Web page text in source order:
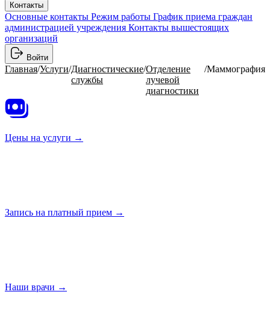
Контакты
Основные контакты Режим работы График приема граждан
администрацией учреждения Контакты вышестоящих
организаций
Войти
Главная/Услуги/Диагностические
службы
/Отделение
лучевой
диагностики
/Маммография
Цены на услуги →
Запись на платный прием →
Наши врачи →